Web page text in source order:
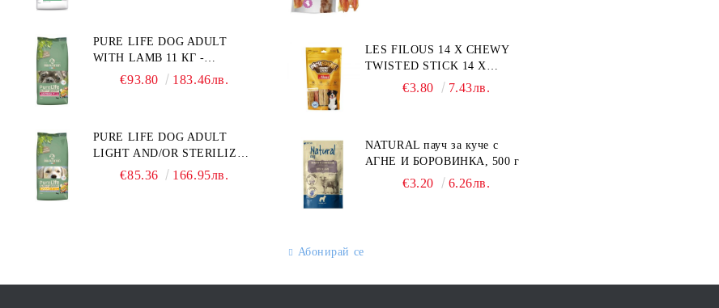
ПОТРЕБНОСТИ -
"ПОДПОМАГАНЕ НА
КОЖНАТА ФУНКЦИЯ ПРИ
НА НЕПОНОСИМОСТТА
КЪМ НЯКОИ СЪСТАВКИ И
ХРАНИ
PURE LIFE DOG ADULT
WITH LAMB 11 КГ -
ПЪЛНОЦЕННА ХРАНА ЗА
ПОДХОДЯЩА ЗА КУЧЕТА
ОТ ВСИЧКИ ПОРОДИ НА
ВЪЗРАСТ НАД 1 ГОДИНА.
€93.80 183.46лв.
PURE LIFE DOG ADULT
LIGHT AND/OR STERILIZED
WITH CHICKEN 12 КГ -
ВЪЗРАСТ НАД 1 ГОДИНА, С
€85.36 166.95лв.
LES FILOUS 14 X CHEWY
TWISTED STICK 14 X
ДЪВЧАЩИ ДЕНТАЛНИ
€3.80 7.43лв.
NATURAL пауч за куче с
АГНЕ И БОРОВИНКА, 500 г
€3.20 6.26лв.
Абонирай се